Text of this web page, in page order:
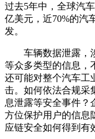
过去5年中，全球汽
亿美元，近70%的汽
发。
车辆数据泄露，涉
等众多类型的信息，
还可能对整个汽车工
击。如何依法合规采
息泄露等安全事件？
方位保护用户的信息
应链安全如何得到有